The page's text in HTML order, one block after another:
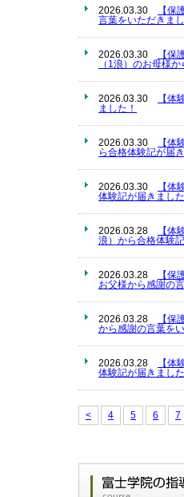
2026.03.30
【
言葉をいただきま
2026.03.30
【
（1浪）のお母様
2026.03.30
【
ました！
2026.03.30
【
ら合格体験記が届
2026.03.30
【
体験記が届きました
2026.03.28
【
浪）から合格体験
2026.03.28
【
お父様から感謝の
2026.03.28
【
から感謝の言葉を
2026.03.28
【
体験記が届きました
< 4 5 6 7